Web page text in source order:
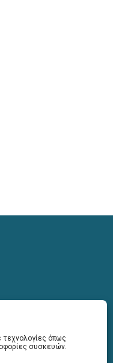
τεχνολογίες όπως
συσκευών.